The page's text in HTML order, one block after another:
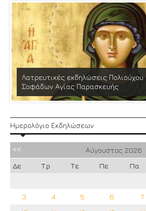
Λατρευτικές εκδηλώσεις Πολιούχου
Σοφάδων Αγίας Παρασκευής
Ημερολόγιο Εκδηλώσεων
Αύγουστος 2026
Δε
Τρ Τε Πε Πα
3
4 5 6 7